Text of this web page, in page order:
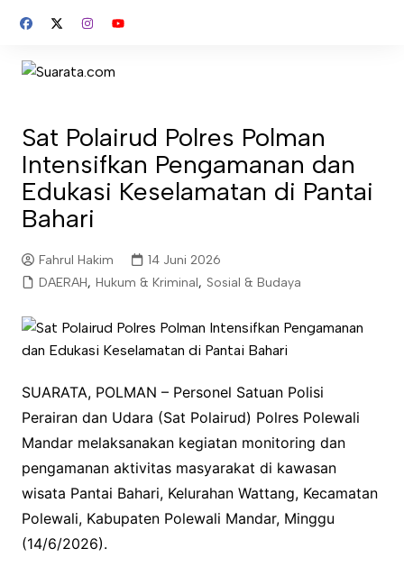
Sat Polairud Polres Polman
Intensifkan Pengamanan dan
Edukasi Keselamatan di Pantai
Bahari
Fahrul Hakim
14 Juni 2026
DAERAH, Hukum & Kriminal, Sosial & Budaya
SUARATA, POLMAN – Personel Satuan Polisi
Perairan dan Udara (Sat Polairud) Polres Polewali
Mandar melaksanakan kegiatan monitoring dan
pengamanan aktivitas masyarakat di kawasan
wisata Pantai Bahari, Kelurahan Wattang, Kecamatan
Polewali, Kabupaten Polewali Mandar, Minggu
(14/6/2026).